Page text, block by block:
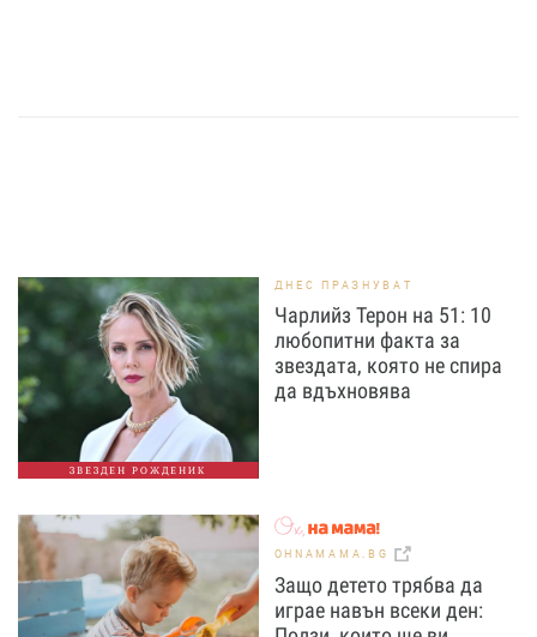
ЗВЕЗДЕН РОЖДЕНИК
ДНЕС ПРАЗНУВАТ
Чарлийз Терон на 51: 10
любопитни факта за
звездата, която не спира
да вдъхновява
OHNAMAMA.BG
Защо детето трябва да
играе навън всеки ден: